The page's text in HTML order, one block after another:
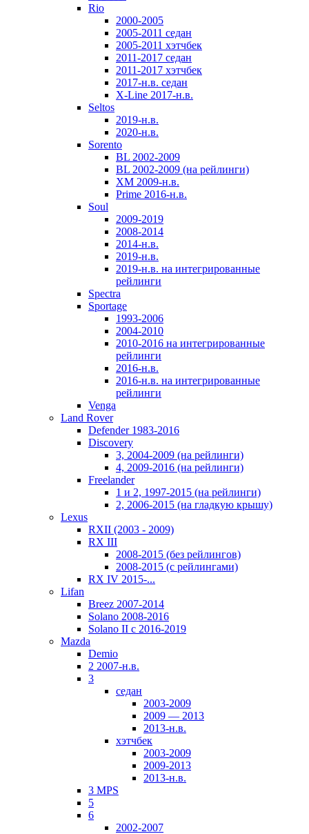
Rio
2000-2005
2005-2011 седан
2005-2011 хэтчбек
2011-2017 седан
2011-2017 хэтчбек
2017-н.в. седан
X-Line 2017-н.в.
Seltos
2019-н.в.
2020-н.в.
Sorento
BL 2002-2009
BL 2002-2009 (на рейлинги)
XM 2009-н.в.
Prime 2016-н.в.
Soul
2009-2019
2008-2014
2014-н.в.
2019-н.в.
2019-н.в. на интегрированные
рейлинги
Spectra
Sportage
1993-2006
2004-2010
2010-2016 на интегрированные
рейлинги
2016-н.в.
2016-н.в. на интегрированные
рейлинги
Venga
Land Rover
Defender 1983-2016
Discovery
3, 2004-2009 (на рейлинги)
4, 2009-2016 (на рейлинги)
Freelander
1 и 2, 1997-2015 (на рейлинги)
2, 2006-2015 (на гладкую крышу)
Lexus
RXII (2003 - 2009)
RX III
2008-2015 (без рейлингов)
2008-2015 (с рейлингами)
RX IV 2015-...
Lifan
Breez 2007-2014
Solano 2008-2016
Solano II c 2016-2019
Mazda
Demio
2 2007-н.в.
3
седан
2003-2009
2009 — 2013
2013-н.в.
хэтчбек
2003-2009
2009-2013
2013-н.в.
3 MPS
5
6
2002-2007